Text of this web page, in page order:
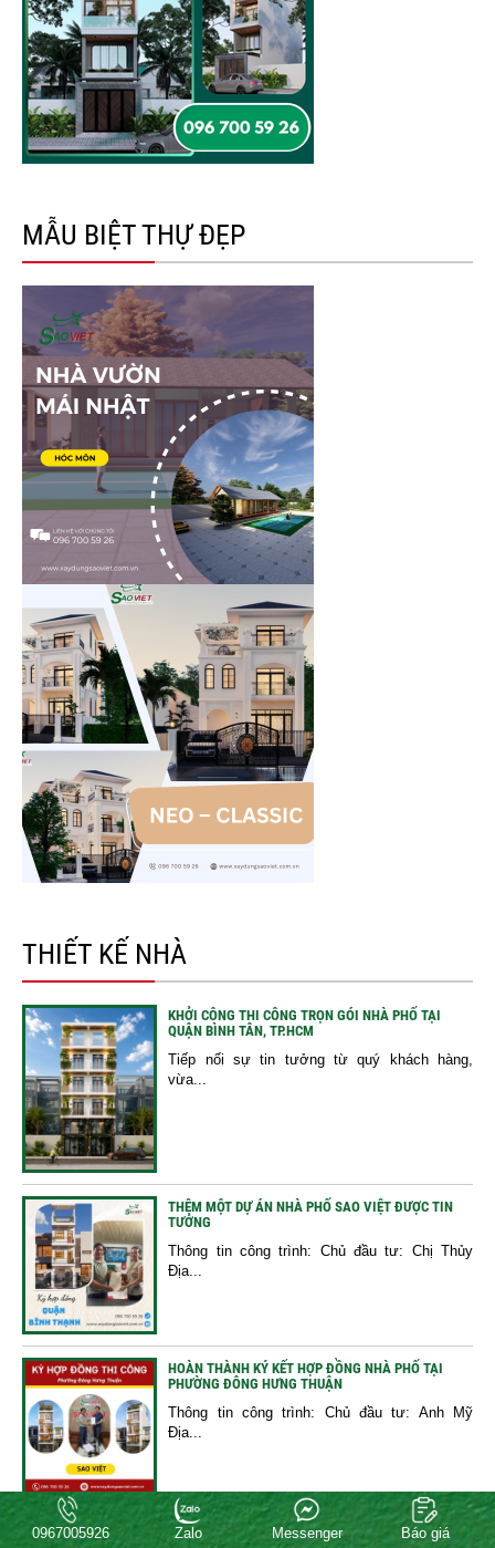
MẪU BIỆT THỰ ĐẸP
THIẾT KẾ NHÀ
KHỞI CÔNG THI CÔNG TRỌN GÓI NHÀ PHỐ TẠI
QUẬN BÌNH TÂN, TP.HCM
Tiếp nối sự tin tưởng từ quý khách hàng,
vừa...
THÊM MỘT DỰ ÁN NHÀ PHỐ SAO VIỆT ĐƯỢC TIN
TƯỞNG
Thông tin công trình: Chủ đầu tư: Chị Thủy
Địa...
HOÀN THÀNH KÝ KẾT HỢP ĐỒNG NHÀ PHỐ TẠI
PHƯỜNG ĐÔNG HƯNG THUẬN
Thông tin công trình: Chủ đầu tư: Anh Mỹ
Địa...
MẪU THIẾT KẾ NHÀ PHỐ HIỆN ĐẠI TẠI PHƯỜNG
0967005926 Zalo Messenger Báo giá